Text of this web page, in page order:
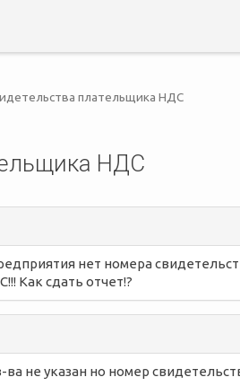
плательщика НДС
НДС
нет номера
Как сдать отчет!?
не указан но номер